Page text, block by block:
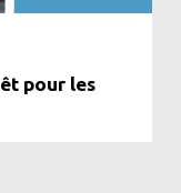
pour les